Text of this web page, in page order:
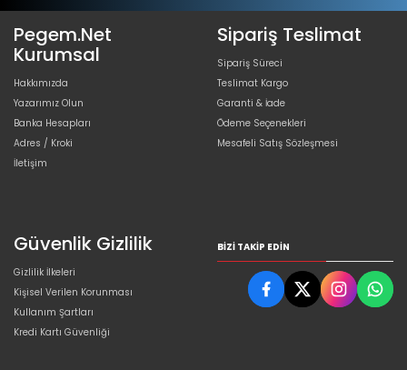
Pegem.Net
Kurumsal
Hakkımızda
Yazarımız Olun
Banka Hesapları
Adres / Kroki
İletişim
Sipariş Teslimat
Sipariş Süreci
Teslimat Kargo
Garanti & İade
Ödeme Seçenekleri
Mesafeli Satış Sözleşmesi
Güvenlik Gizlilik
Gizlilik İlkeleri
Kişisel Verilen Korunması
Kullanım Şartları
Kredi Kartı Güvenliği
BIZI TAKIP EDIN